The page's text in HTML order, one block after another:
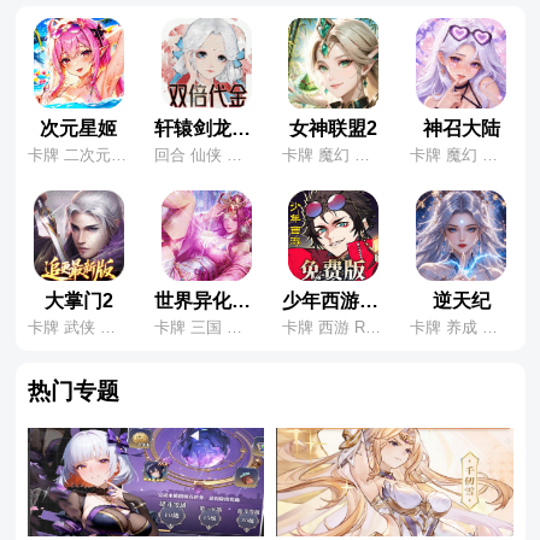
次元星姬
卡牌 二次元 养成
轩辕剑龙舞云山
回合 仙侠 国风
女神联盟2
卡牌 魔幻 养成
神召大陆
卡牌 魔幻 养成
大掌门2
卡牌 武侠 国风
世界异化之后
卡牌 三国 养成
少年西游记2
卡牌 西游 RPG
逆天纪
卡牌 养成 修仙
热门专题